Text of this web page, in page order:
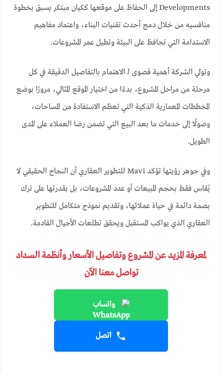
Developments إلى الحفاظ على موقعها ككيان مبتكر يسبق بخطوة
منافسيه من خلال دمج أحدث تقنيات البناء، واعتماد مفاهيم
الاستدامة التي تحافظ على البيئة وتطيل عمر المشروعات.
وتولي الشركة أهمية قصوى لـ الاهتمام بالتفاصيل الدقيقة في كل
مرحلة من مراحل المشروع، بدءًا من اختيار الموقع المثالي، مرورًا بوضع
المخططات المعمارية الذكية التي تعظم الاستفادة من المساحات،
وصولًا إلى خدمات ما بعد البيع التي تضمن رضا العملاء على المدى
الطويل.
وفي جوهر رؤيتها تؤكد Mavi للتطوير العقاري أن النجاح الحقيقي لا
يُقاس فقط بحجم المبيعات أو عدد المشروعات، بل بقدرتها على ترك
بصمة دائمة في حياة عملائها، وتقديم نموذج متكامل للتطوير
العقاري الذي يواكب المستقبل ويحقق تطلعات الأجيال القادمة.
لمعرفة المزيد عن المشروع وتفاصيل الأسعار وأنظمة السداد
تواصل معنا الآن
واتساب
اتصل